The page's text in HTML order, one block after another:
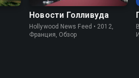
Новости Голливуда
Hollywood News Feed • 2012,
Франция, Обзор